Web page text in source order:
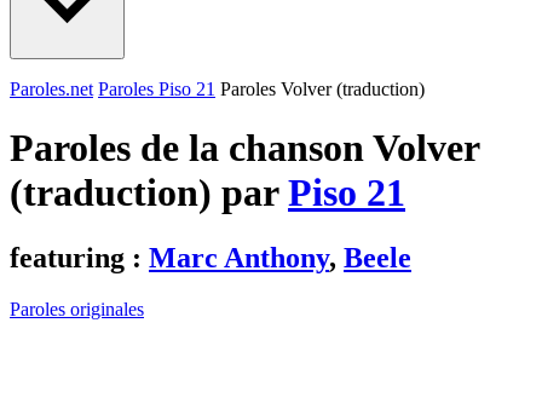
Paroles.net Paroles Piso 21 Paroles Volver (traduction)
Paroles de la chanson Volver
(traduction) parPiso 21
featuring : Marc Anthony, Beele
Paroles originales